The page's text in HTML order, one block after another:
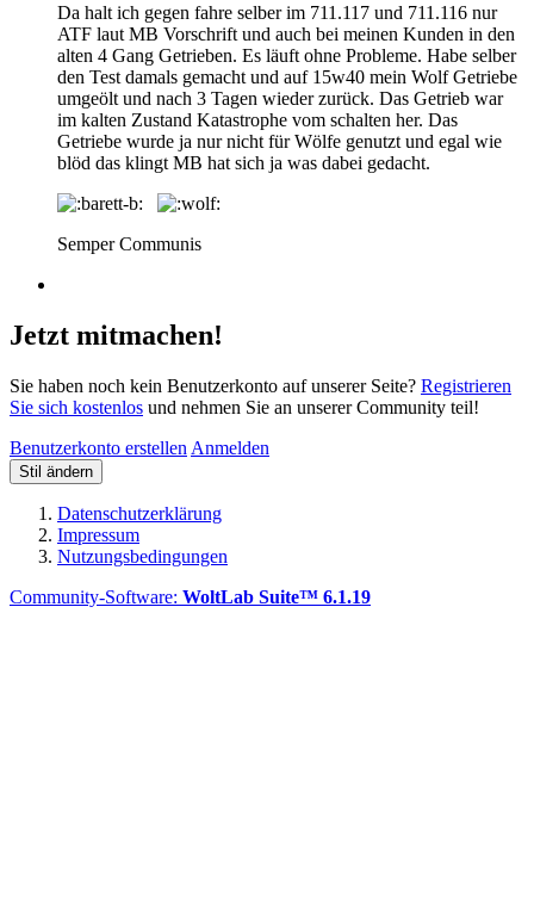
Da halt ich gegen fahre selber im 711.117 und 711.116 nur
ATF laut MB Vorschrift und auch bei meinen Kunden in den
alten 4 Gang Getrieben. Es läuft ohne Probleme. Habe selber
den Test damals gemacht und auf 15w40 mein Wolf Getriebe
umgeölt und nach 3 Tagen wieder zurück. Das Getrieb war
im kalten Zustand Katastrophe vom schalten her. Das
Getriebe wurde ja nur nicht für Wölfe genutzt und egal wie
blöd das klingt MB hat sich ja was dabei gedacht.
Semper Communis
Jetzt mitmachen!
Sie haben noch kein Benutzerkonto auf unserer Seite? Registrieren
Sie sich kostenlos und nehmen Sie an unserer Community teil!
Benutzerkonto erstellen Anmelden
Stil ändern
Datenschutzerklärung
Impressum
Nutzungsbedingungen
Community-Software: WoltLab Suite™ 6.1.19